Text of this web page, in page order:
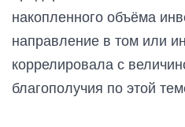
накопленного объёма
направление в том или
коррелировала с
благополучия по этой